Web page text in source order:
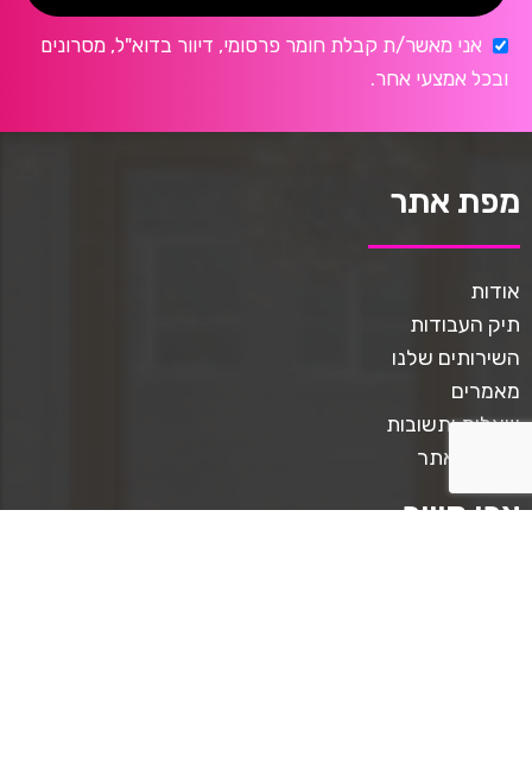
אני מאשר/ת קבלת חומר פרסומי, דיוור בדוא"ל, מסרונים
ובכל אמצעי אחר.
מפת אתר
אודות
תיק העבודות
השירותים שלנו
מאמרים
שאלות ותשובות
תקנון האתר
צרו קשר